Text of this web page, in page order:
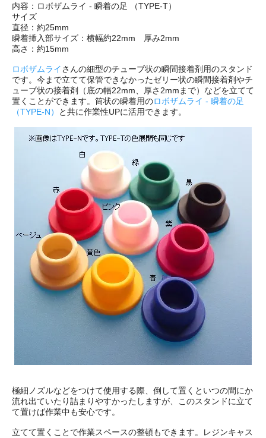
内容：ロボザムライ - 瞬着の足 （TYPE-T）
サイズ
直径：約25mm
瞬着挿入部サイズ：横幅約22mm 厚み2mm
高さ：約15mm
ロボザムライさんの細型のチューブ状の瞬間接着剤用のスタンド
です。今まで立てて保管できなかったゼリー状の瞬間接着剤やチ
ューブ状の接着剤（底の幅22mm、厚さ2mmまで）などを立てて
置くことができます。筒状の瞬着用のロボザムライ - 瞬着の足
（TYPE-N）
と共に作業性UPに活用できます。
極細ノズルなどをつけて使用する際、倒して置くといつの間にか
流れ出ていたり詰まりやすかったしますが、このスタンドに立て
て置けば作業中も安心です。
立てて置くことで作業スペースの整頓もできます。レジンキャス